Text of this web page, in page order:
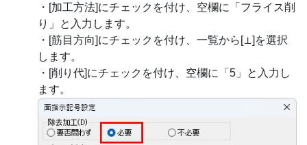
・[加工方法]にチェックを付け、空欄に「フライス削
り」と入力します。
・[筋目方向]にチェックを付け、一覧から[⊥]を選択
します。
・[削り代]にチェックを付け、空欄に「5」と入力し
ます。